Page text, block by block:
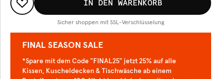
IN DEN WARENKORB
Sicher shoppen mit SSL-Verschlüsselung
FINAL SEASON SALE
*Spare mit dem Code "FINAL25" jetzt 25% auf alle
Kissen, Kuscheldecken & Tischwäsche ab einem